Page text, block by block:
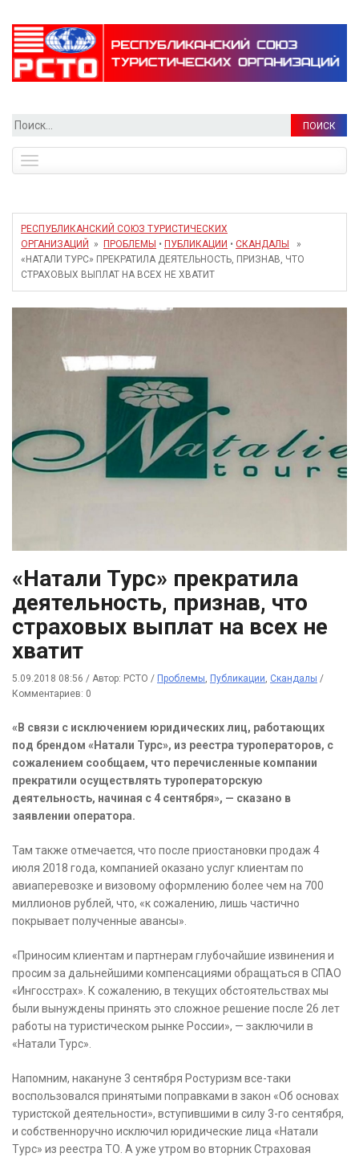
Найти:
navigation
РЕСПУБЛИКАНСКИЙ СОЮЗ ТУРИСТИЧЕСКИХ
ОРГАНИЗАЦИЙ
» ПРОБЛЕМЫ • ПУБЛИКАЦИИ • СКАНДАЛЫ
»
«НАТАЛИ ТУРС» ПРЕКРАТИЛА ДЕЯТЕЛЬНОСТЬ, ПРИЗНАВ, ЧТО
СТРАХОВЫХ ВЫПЛАТ НА ВСЕХ НЕ ХВАТИТ
«Натали Турс» прекратила
деятельность, признав, что
страховых выплат на всех не
хватит
5.09.2018 08:56 / Автор: РСТО / Проблемы, Публикации, Скандалы /
Комментариев: 0
«В связи с исключением юридических лиц, работающих
под брендом «Натали Турс», из реестра туроператоров, с
сожалением сообщаем, что перечисленные компании
прекратили осуществлять туроператорскую
деятельность, начиная с 4 сентября», — сказано в
заявлении оператора.
Там также отмечается, что после приостановки продаж 4
июля 2018 года, компанией оказано услуг клиентам по
авиаперевозке и визовому оформлению более чем на 700
миллионов рублей, что, «к сожалению, лишь частично
покрывает полученные авансы».
«Приносим клиентам и партнерам глубочайшие извинения и
просим за дальнейшими компенсациями обращаться в СПАО
«Ингосстрах». К сожалению, в текущих обстоятельствах мы
были вынуждены принять это сложное решение после 26 лет
работы на туристическом рынке России», — заключили в
«Натали Турс».
Напомним, накануне 3 сентября Ростуризм все-таки
воспользовался принятыми поправками в закон «Об основах
туристской деятельности», вступившими в силу 3-го сентября,
и собственноручно исключил юридические лица «Натали
Турс» из реестра ТО. А уже утром во вторник Страховая